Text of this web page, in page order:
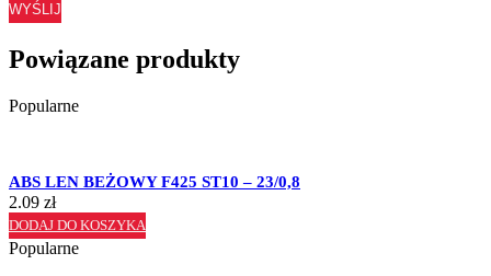
WYŚLIJ
Powiązane produkty
Popularne
ABS LEN BEŻOWY F425 ST10 – 23/0,8
2.09 zł
DODAJ DO KOSZYKA
Popularne